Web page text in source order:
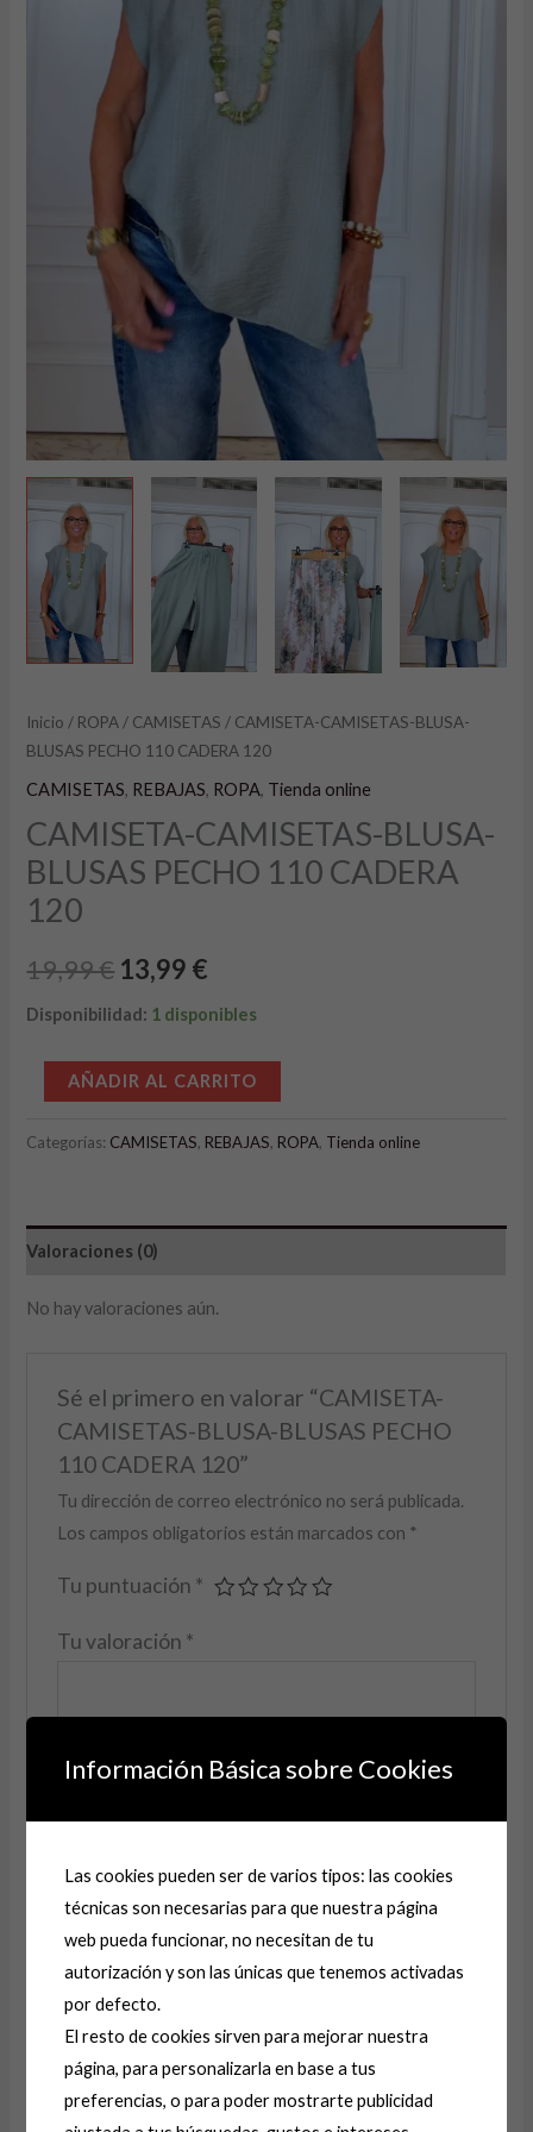
Inicio / ROPA / CAMISETAS / CAMISETA-CAMISETAS-BLUSA-
BLUSAS PECHO 110 CADERA 120
CAMISETAS, REBAJAS, ROPA, Tienda online
CAMISETA-CAMISETAS-BLUSA-
BLUSAS PECHO 110 CADERA
120
19,99€ 13,99 €
Disponibilidad: 1 disponibles
AÑADIR AL CARRITO
Categorías: CAMISETAS, REBAJAS, ROPA, Tienda online
Valoraciones (0)
No hay valoraciones aún.
Sé el primero en valorar “CAMISETA-
CAMISETAS-BLUSA-BLUSAS PECHO
110 CADERA 120”
Tu dirección de correo electrónico no será publicada.
Los campos obligatorios están marcados con *
Tu puntuación *
Tu valoración *
Correo electrónico
Guarda mi nombre, correo electrónico y web en
este navegador para la próxima vez que comente.
Información Básica sobre Cookies
Las cookies pueden ser de varios tipos: las cookies
técnicas son necesarias para que nuestra página
web pueda funcionar, no necesitan de tu
autorización y son las únicas que tenemos activadas
por defecto.
El resto de cookies sirven para mejorar nuestra
página, para personalizarla en base a tus
preferencias, o para poder mostrarte publicidad